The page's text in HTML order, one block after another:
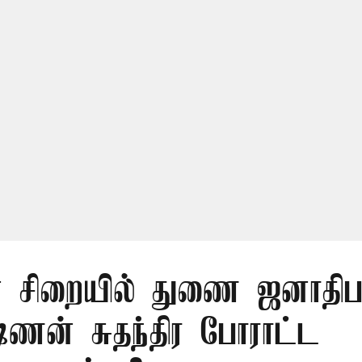
துணை
சுதந்திர போராட்ட